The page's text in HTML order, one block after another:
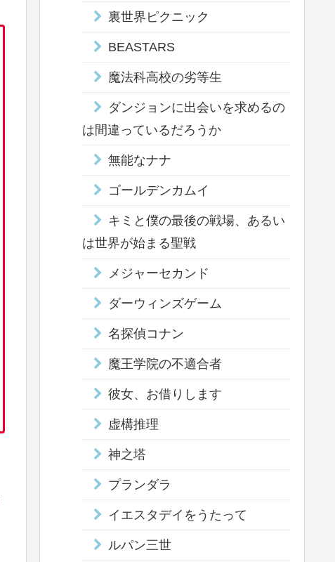
裏世界ピクニック
BEASTARS
魔法科高校の劣等生
ダンジョンに出会いを求めるの
は間違っているだろうか
無能なナナ
ゴールデンカムイ
キミと僕の最後の戦場、あるい
は世界が始まる聖戦
メジャーセカンド
ダーウィンズゲーム
名探偵コナン
魔王学院の不適合者
彼女、お借りします
虚構推理
神之塔
プランダラ
イエスタデイをうたって
ルパン三世